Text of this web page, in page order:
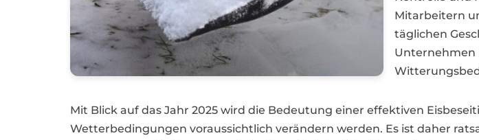
Mitarbeitern
täglichen
Unternehmen
Mit Blick auf das Jahr 2025 wird die Bedeutung einer effektiven
Wetterbedingungen voraussichtlich verändern werden. Es ist daher